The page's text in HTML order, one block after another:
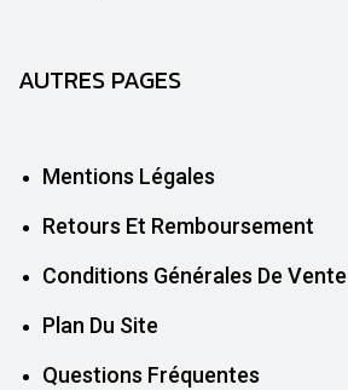
AUTRES PAGES
Mentions Légales
Retours Et Remboursement
Conditions Générales De Vente
Plan Du Site
Questions Fréquentes